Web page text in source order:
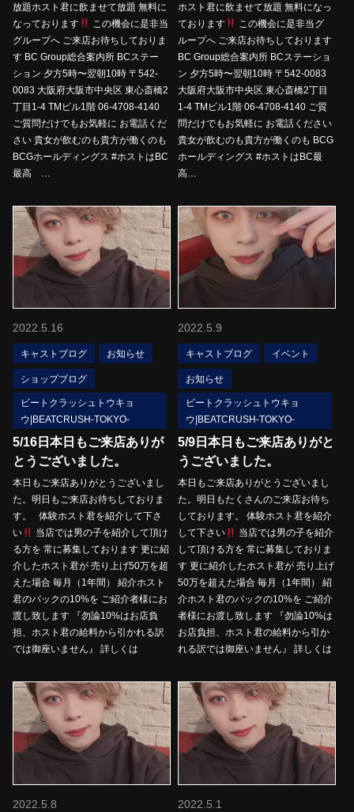
放題ホスト君に飲ませて放題 無料に
なっております
この機会に是非当
グループへ ご来店お待ちしておりま
す BC Group総合案内所 BCステー
ション 夕方5時〜翌朝10時 〒542-
0083 大阪府大阪市中央区 東心斎橋2
丁目1-4 TMビル1階 06-4708-4140
ご質問だけでもお気軽に お電話くだ
さい 貴女が飲むのも貴方が働くのも
BCGホールディングス #ホストはBC
最高 …
ホスト君に飲ませて放題 無料になっ
ております
この機会に是非当グ
ループへ ご来店お待ちしております
BC Group総合案内所 BCステーショ
ン 夕方5時〜翌朝10時 〒542-0083
大阪府大阪市中央区 東心斎橋2丁目
1-4 TMビル1階 06-4708-4140 ご質
問だけでもお気軽に お電話ください
貴女が飲むのも貴方が働くのも BCG
ホールディングス #ホストはBC最
高…
2022.5.16
キャストブログ お知らせ
ショップブログ
ビートクラッシュトウキョ
ウ|BEATCRUSH-TOKYO-
5/16日本日もご来店ありが
とうございました。
本日もご来店ありがとうございまし
た。明日もご来店お待ちしておりま
す。 体験ホスト君を紹介して下さ
い
当店では男の子を紹介して頂け
る方を 常に募集しております 更に紹
介したホスト君が 売り上げ50万を超
えた場合 毎月（1年間） 紹介ホスト
君のバックの10%を ご紹介者様にお
渡し致します 『勿論10%はお店負
担、ホスト君の給料から引かれる訳
では御座いません』 詳しくは
2022.5.9
キャストブログ イベント
お知らせ
ビートクラッシュトウキョ
ウ|BEATCRUSH-TOKYO-
5/9日本日もご来店ありがと
うございました。
本日もご来店ありがとうございまし
た。明日もたくさんのご来店お待ち
しております。 体験ホスト君を紹介
して下さい
当店では男の子を紹介
して頂ける方を 常に募集しておりま
す 更に紹介したホスト君が 売り上げ
50万を超えた場合 毎月（1年間） 紹
介ホスト君のバックの10%を ご紹介
者様にお渡し致します 『勿論10%は
お店負担、ホスト君の給料から引か
れる訳では御座いません』 詳しくは
2022.5.8 2022.5.1